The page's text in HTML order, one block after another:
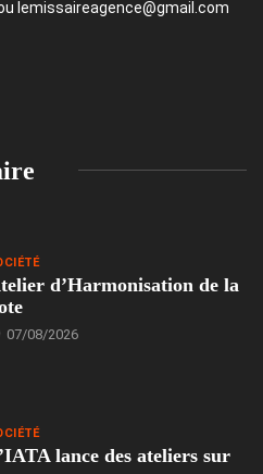
lemissaireagence@gmail.com
d’Harmonisation de la
07/08/2026
lance des ateliers sur